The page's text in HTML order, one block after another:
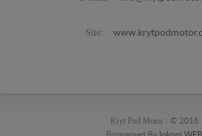
Site:
Kryt Pod Motor - © 2016
Programed By lokopi WEB